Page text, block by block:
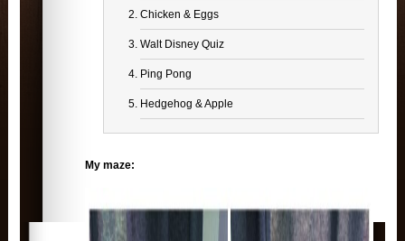
Chicken & Eggs
Walt Disney Quiz
Ping Pong
Ηedgehog & Apple
My maze: